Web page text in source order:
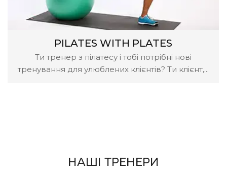
PILATES WITH PLATES
Ти тренер з пілатесу і тобі потрібні нові
тренування для улюблених клієнтів? Ти клієнт,...
НАШІ ТРЕНЕРИ